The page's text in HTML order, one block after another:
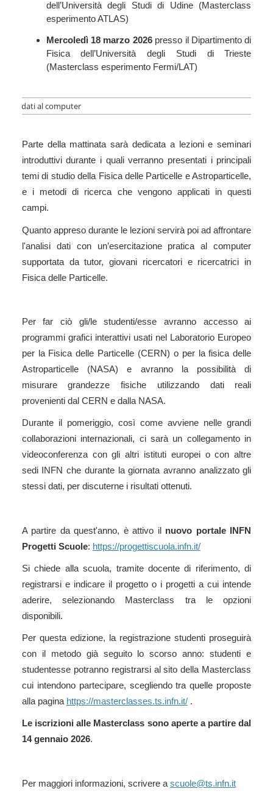
dell’Università degli Studi di Udine (Masterclass
esperimento ATLAS)
Mercoledì 18 marzo 2026presso il Dipartimento di
Fisica dell’Università degli Studi di Trieste
(Masterclass esperimento Fermi/LAT)
Parte della mattinata sarà dedicata a lezioni e seminari
introduttivi durante i quali verranno presentati i principali
temi di studio della Fisica delle Particelle e Astroparticelle,
e i metodi di ricerca che vengono applicati in questi
campi.
Quanto appreso durante le lezioni servirà poi ad affrontare
l'analisi dati con un’esercitazione pratica al computer
supportata da tutor, giovani ricercatori e ricercatrici in
Fisica delle Particelle.
Per far ciò gli/le studenti/esse avranno accesso ai
programmi grafici interattivi usati nel Laboratorio Europeo
per la Fisica delle Particelle (CERN) o per la fisica delle
Astroparticelle (NASA) e avranno la possibilità di
misurare grandezze fisiche utilizzando dati reali
provenienti dal CERN e dalla NASA.
Durante il pomeriggio, così come avviene nelle grandi
collaborazioni internazionali, ci sarà un collegamento in
videoconferenza con gli altri istituti europei o con altre
sedi INFN che durante la giornata avranno analizzato gli
stessi dati, per discuterne i risultati ottenuti.
A partire da quest'anno, è attivo il nuovo portale INFN
Progetti Scuole: https://progettiscuola.infn.it/
Si chiede alla scuola, tramite docente di riferimento, di
registrarsi e indicare il progetto o i progetti a cui intende
aderire, selezionando Masterclass tra le opzioni
disponibili.
Per questa edizione, la registrazione studenti proseguirà
con il metodo già seguito lo scorso anno: studenti e
studentesse potranno registrarsi al sito della Masterclass
cui intendono partecipare, scegliendo tra quelle proposte
alla pagina https://masterclasses.ts.infn.it/.
Le iscrizioni alle Masterclass sono aperte a partire dal
14 gennaio 2026.
Per maggiori informazioni, scrivere a scuole@ts.infn.it